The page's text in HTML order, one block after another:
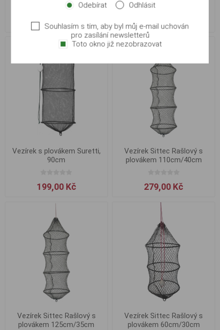
219,00 Kč 249,00 Kč
Vezírek s plovákem Suretti,
90cm
199,00 Kč
Vezírek Sittec Rašlový s
plovákem 110cm/40cm
279,00 Kč
Vezírek Sittec Rašlový s
plovákem 125cm/35cm
Vezírek Sittec Rašlový s
plovákem 60cm/30cm
Odebírat Odhlásit
Souhlasím s tím, aby byl můj e-mail uchován
pro zasílání newsletterů
Toto okno již nezobrazovat